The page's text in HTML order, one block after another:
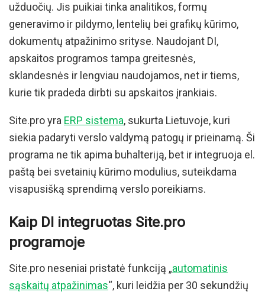
užduočių. Jis puikiai tinka analitikos, formų
generavimo ir pildymo, lentelių bei grafikų kūrimo,
dokumentų atpažinimo srityse. Naudojant DI,
apskaitos programos tampa greitesnės,
sklandesnės ir lengviau naudojamos, net ir tiems,
kurie tik pradeda dirbti su apskaitos įrankiais.
Site.pro yra ERP sistema, sukurta Lietuvoje, kuri
siekia padaryti verslo valdymą patogų ir prieinamą. Ši
programa ne tik apima buhalteriją, bet ir integruoja el.
paštą bei svetainių kūrimo modulius, suteikdama
visapusišką sprendimą verslo poreikiams.
Kaip DI integruotas Site.pro
programoje
Site.pro neseniai pristatė funkciją „automatinis
sąskaitų atpažinimas“, kuri leidžia per 30 sekundžių